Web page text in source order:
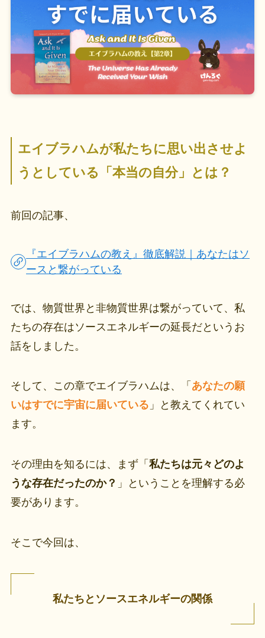
エイブラハムが私たちに思い出させよ
うとしている「本当の自分」とは？
前回の記事、
『エイブラハムの教え』徹底解説｜あなたはソ
ースと繋がっている
では、物質世界と非物質世界は繋がっていて、私
たちの存在はソースエネルギーの延長だというお
話をしました。
そして、この章でエイブラハムは、「 あなたの願
いはすでに宇宙に届いている 」と教えてくれてい
ます。
その理由を知るには、まず「 私たちは元々どのよ
うな存在だったのか？ 」ということを理解する必
要があります。
そこで今回は、
私たちとソースエネルギーの関係